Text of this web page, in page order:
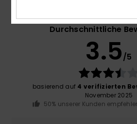
Durchschnittliche
3.5/5
basierend auf 4 verifizierten
November 2025
50% unserer Kunden